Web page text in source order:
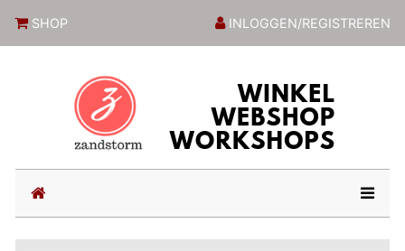
SHOP INLOGGEN/REGISTREREN
(current)